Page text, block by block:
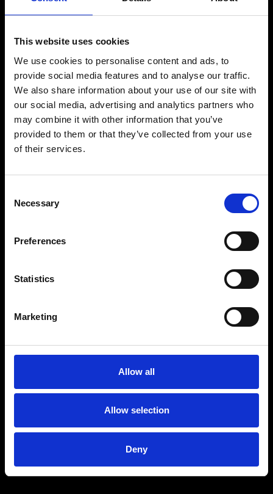
This website uses cookies
We use cookies to personalise content and ads, to
provide social media features and to analyse our traffic.
We also share information about your use of our site with
our social media, advertising and analytics partners who
may combine it with other information that you’ve
provided to them or that they’ve collected from your use
of their services.
Selection
Necessary
Preferences
Statistics
Marketing
Allow all
Allow selection
Deny